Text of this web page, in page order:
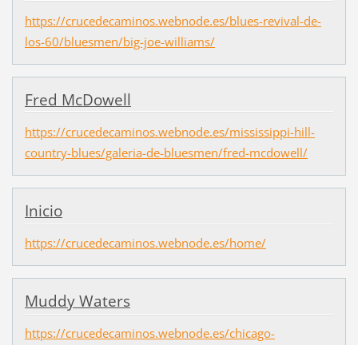
https://crucedecaminos.webnode.es/blues-revival-de-
los-60/bluesmen/big-joe-williams/
Fred McDowell
https://crucedecaminos.webnode.es/mississippi-hill-
country-blues/galeria-de-bluesmen/fred-mcdowell/
Inicio
https://crucedecaminos.webnode.es/home/
Muddy Waters
https://crucedecaminos.webnode.es/chicago-